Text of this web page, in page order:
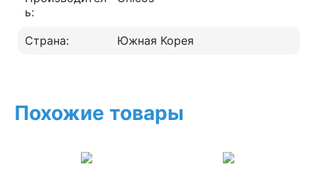
ь:
Страна: Южная Корея
Похожие товары